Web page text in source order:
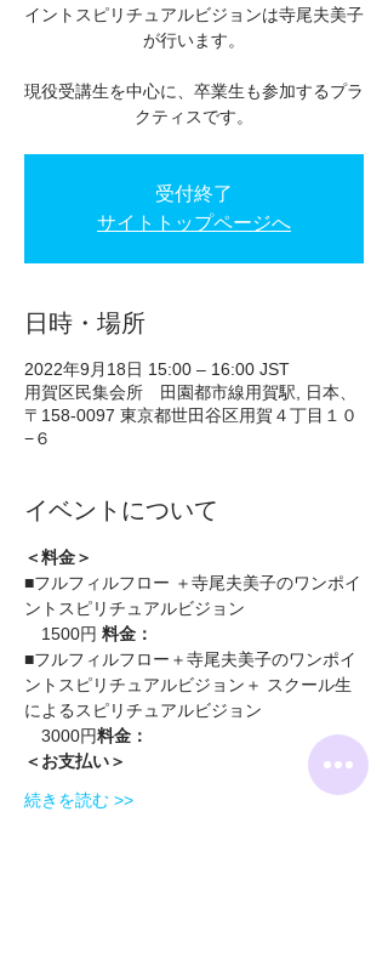
イントスピリチュアルビジョンは寺尾夫美子
が行います。
現役受講生を中心に、卒業生も参加するプラ
クティスです。
受付終了
サイトトップページへ
日時・場所
2022年9月18日 15:00 – 16:00 JST
用賀区民集会所 田園都市線用賀駅, 日本、
〒158-0097 東京都世田谷区用賀４丁目１０
−６
イベントについて
＜料金＞
■フルフィルフロー ＋寺尾夫美子のワンポイ
ントスピリチュアルビジョン
1500円 料金：
■フルフィルフロー＋寺尾夫美子のワンポイ
ントスピリチュアルビジョン＋ スクール生
によるスピリチュアルビジョン
3000円料金：
＜お支払い＞
続きを読む >>